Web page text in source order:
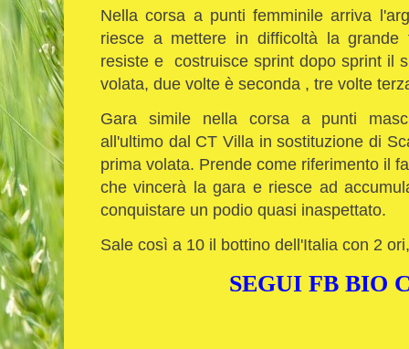
Nella corsa a punti femminile arriva
riesce a mettere in difficoltà la grande
resiste e costruisce sprint dopo sprint il
volata, due volte è seconda , tre volte
Gara simile nella corsa a punti
all'ultimo dal CT Villa in sostituzione di
prima volata. Prende come riferimento il
che vincerà la gara e riesce ad
conquistare un podio quasi inaspettato.
Sale così a 10 il bottino dell'Italia con 2
SEGUI FB BIO